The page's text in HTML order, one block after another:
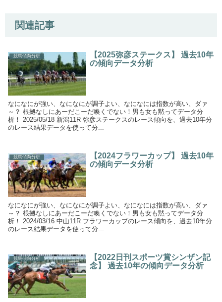
関連記事
競馬傾向分析
【2025弥彦ステークス】 過去10年
の傾向データ分析
なになにが強い、なになにが調子よい、なになには指数が高い、ダァ
～？ 根拠なしにあーだこーだ喚くでない！男も女も黙ってデータ分
析！ 2025/05/18 新潟11R 弥彦ステークスのレース傾向を、過去10年分
のレース結果データを使って分...
競馬傾向分析
【2024フラワーカップ】 過去10年
の傾向データ分析
なになにが強い、なになにが調子よい、なになには指数が高い、ダァ
～？ 根拠なしにあーだこーだ喚くでない！男も女も黙ってデータ分
析！ 2024/03/16 中山11R フラワーカップのレース傾向を、過去10年分
のレース結果データを使って分...
競馬傾向分析
【2022日刊スポーツ賞シンザン記
念】 過去10年の傾向データ分析